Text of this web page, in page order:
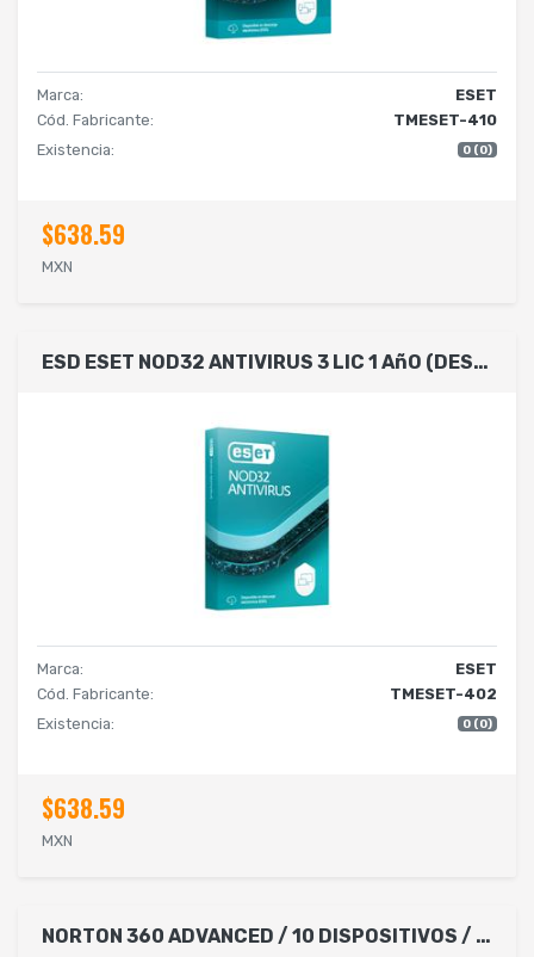
Marca:
ESET
Cód. Fabricante:
TMESET-410
Existencia:
0 (0)
$638.59
MXN
ESD ESET NOD32 ANTIVIRUS 3 LIC 1 AñO (DESCARGA DIGITAL)
Marca:
ESET
Cód. Fabricante:
TMESET-402
Existencia:
0 (0)
$638.59
MXN
NORTON 360 ADVANCED / 10 DISPOSITIVOS / 1 AÑO (CAJA)